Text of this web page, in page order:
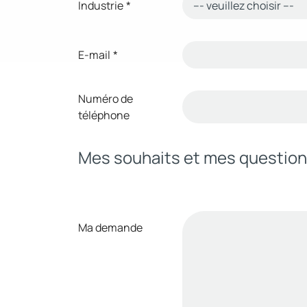
Industrie*
E-mail *
Numéro de
téléphone
Mes souhaits et mes
Ma demande